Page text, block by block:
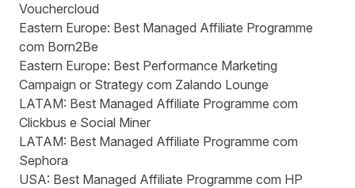
Vouchercloud
Eastern Europe: Best Managed Affiliate Programme
com Born2Be
Eastern Europe: Best Performance Marketing
Campaign or Strategy com Zalando Lounge
LATAM: Best Managed Affiliate Programme com
Clickbus e Social Miner
LATAM: Best Managed Affiliate Programme com
Sephora
USA: Best Managed Affiliate Programme com HP